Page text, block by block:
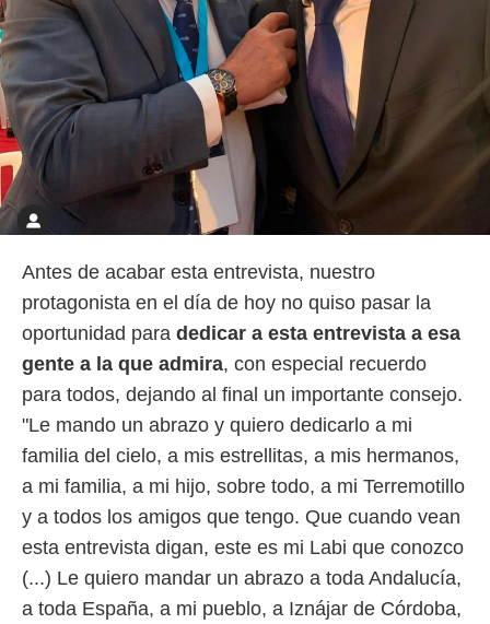
Antes de acabar esta entrevista, nuestro
protagonista en el día de hoy no quiso pasar la
oportunidad para dedicar a esta entrevista a esa
gente a la que admira, con especial recuerdo
para todos, dejando al final un importante consejo.
"Le mando un abrazo y quiero dedicarlo a mi
familia del cielo, a mis estrellitas, a mis hermanos,
a mi familia, a mi hijo, sobre todo, a mi Terremotillo
y a todos los amigos que tengo. Que cuando vean
esta entrevista digan, este es mi Labi que conozco
(...) Le quiero mandar un abrazo a toda Andalucía,
a toda España, a mi pueblo, a Iznájar de Córdoba,